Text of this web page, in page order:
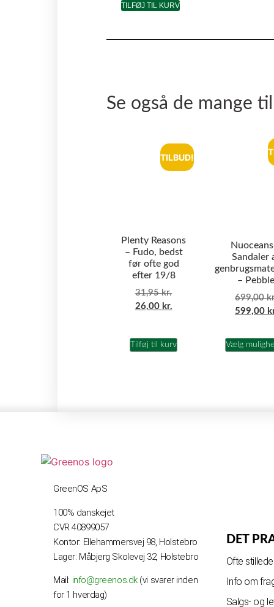
TILFØJ TIL KURV
Se også de mange
TILBUD!
Plenty Reasons
– Fudo, bedst
før ofte god
efter 19/8
31,95kr.
26,00 kr.
Tilføj til kurv
Sandaler
– Pebble
699,00
599,00
Vælg
GreenOS ApS
100% danskejet
CVR 40899057
Kontor: Ellehammersvej 98, Holstebro
Lager: Måbjerg Skolevej 32, Holstebro
Mail: info@greenos.dk (vi svarer inden
for 1 hverdag)
DET
Ofte
Info om
Salgs- og